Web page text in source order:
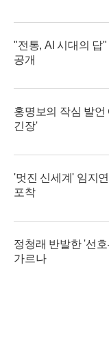
"전통, AI 시대의 답
공개
홍명보의 작심 발언
긴장'
'멋진 신세계' 임지
포착
정청래 반발한 '선
가르나